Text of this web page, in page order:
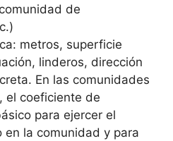
de
metros, superficie
linderos, dirección
En las comunidades
el coeficiente de
para ejercer el
en la comunidad y para